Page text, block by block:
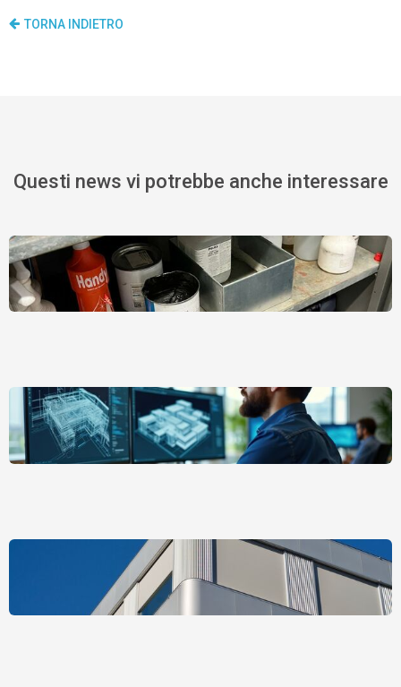
TORNA INDIETRO
Questi news vi potrebbe anche interessare